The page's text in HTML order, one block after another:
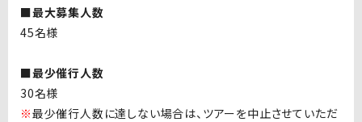
■最大募集人数
45名様
■最少催行人数
30名様
※最少催行人数に達しない場合は、ツアーを中止させていただ